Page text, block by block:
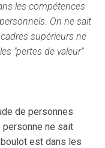
les compétences
On ne sait
supérieurs ne
"pertes de valeur"
de personnes
ne sait
est dans les